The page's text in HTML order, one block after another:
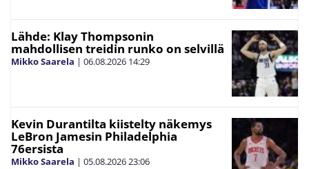
Lähde: Klay Thompsonin
mahdollisen treidin runko on selvillä
Mikko Saarela | 06.08.2026 14:29
Kevin Durantilta kiistelty näkemys
LeBron Jamesin Philadelphia
76ersista
Mikko Saarela | 05.08.202623:06